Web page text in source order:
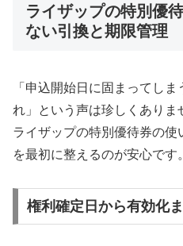
ライザップの特別優
ない引換と期限管理
「申込開始日に固まってし
れ」という声は珍しくありま
ライザップの特別優待券の
を最初に整えるのが安心です。
権利確定日から有効化